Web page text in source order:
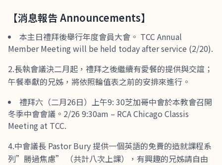
【消息報告 Announcements】
本主日禮拜後舉行年度會員大會。 TCC Annual
Member Meeting will be held today after service (2/20).
2.長執會議決二月起，禮拜之後繼續有愛餐的提供與交誼；
午餐奉獻的兄姊，將依照輪值表之前的安排來進行。
禮拜六（二月26日）上午9: 30芝加哥中會於本教會召開
冬季中會會議。2/26 9:30am – RCA Chicago Classis
Meeting at TCC.
4.中會議長 Pastor Bury 提供一個英語的免費的造就課程系
列”勝過焦慮” （共計八次上課），有興趣的兄姊請自由